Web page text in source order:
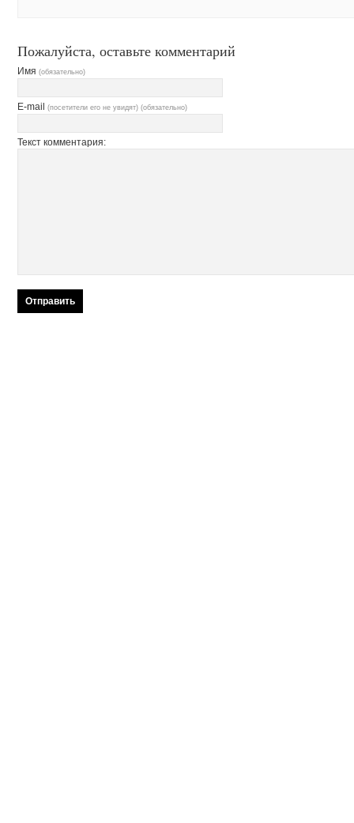
Пожалуйста, оставьте комментарий
Имя (обязательно)
E-mail (посетители его не увидят) (обязательно)
Текст комментария: